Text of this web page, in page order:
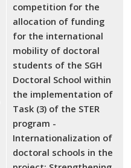
competition for the
allocation of funding
for the international
mobility of doctoral
students of the SGH
Doctoral School within
the implementation of
Task (3) of the STER
program -
Internationalization of
doctoral schools in the